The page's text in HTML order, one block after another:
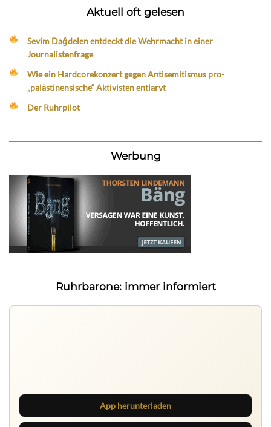
Aktuell oft gelesen
Sevim Dağdelen entdeckt die Wehrmacht in einer
Journalistenfrage
Wie ein Hardcorekonzert gegen Antisemitismus pro-
„palästinensische“ Aktivisten entlarvt
Der Ruhrpilot
Werbung
Ruhrbarone: immer informiert
App herunterladen